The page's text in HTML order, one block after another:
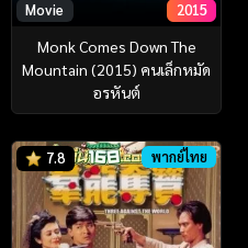
Movie 2015
Monk Comes Down The
Mountain (2015) คนเล็กหมัด
อรหันต์
7.8 พากย์ไทย